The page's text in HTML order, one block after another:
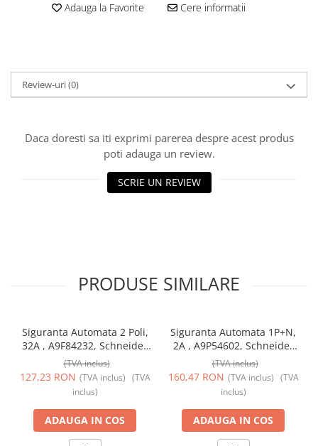
Adauga la Favorite Cere informatii
Review-uri(0)
Daca doresti sa iti exprimi parerea despre acest produs
poti adauga un review.
SCRIE UN REVIEW
PRODUSE SIMILARE
Siguranta Automata 2 Poli,
32A , A9F84232, Schneider
Electric
(TVA inclus)
127,23 RON (TVA inclus) (TVA
inclus)
ADAUGA IN COS
Siguranta Automata 1P+N,
2A , A9P54602, Schneider
Electric
(TVA inclus)
160,47 RON (TVA inclus) (TVA
inclus)
ADAUGA IN COS